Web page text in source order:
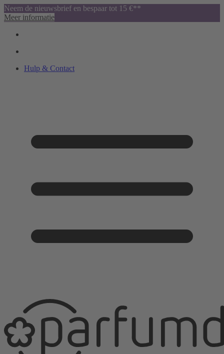
Neem de nieuwsbrief en bespaar tot 15 €**
Meer informatie
Hulp & Contact